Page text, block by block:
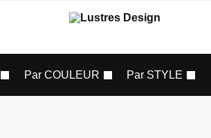
Par COULEUR Par STYLE